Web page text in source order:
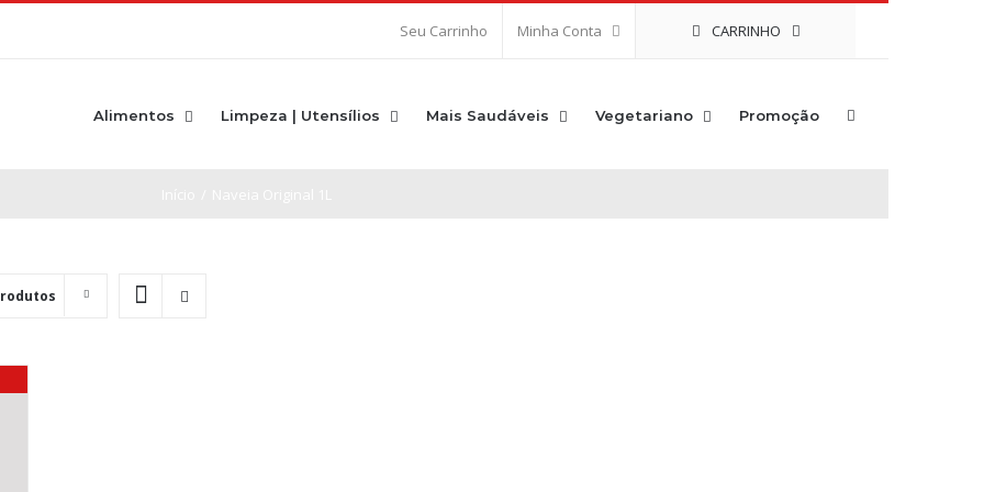
Seu Carrinho Minha Conta CARRINHO
Alimentos Limpeza | Utensílios Mais Saudáveis Vegetariano Promoção